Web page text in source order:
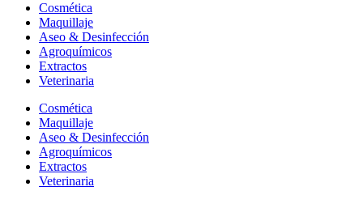
Cosmética
Maquillaje
Aseo & Desinfección
Agroquímicos
Extractos
Veterinaria
Cosmética
Maquillaje
Aseo & Desinfección
Agroquímicos
Extractos
Veterinaria